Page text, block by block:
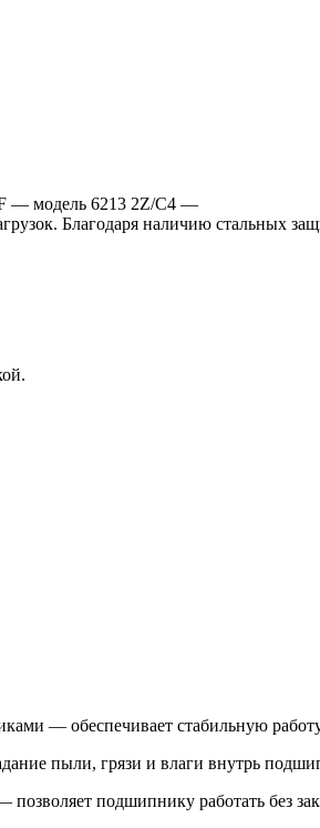
— модель 6213 2Z/C4 —
Благодаря наличию
— обеспечивает стабильную
пыли, грязи и влаги внутрь
подшипнику работать без